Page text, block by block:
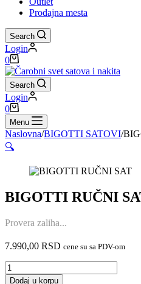
Prodajna mesta
Search
Login
Shopping
cart
0
Search
Login
Shopping
cart
0
Menu
Naslovna/BIGOTTI SATOVI/
🔍
BIGOTTI RUČNI
Provera zaliha...
7.990,00 RSD cene su sa PDV-om
BIGOTTI
RUČNI
Dodaj u korpu